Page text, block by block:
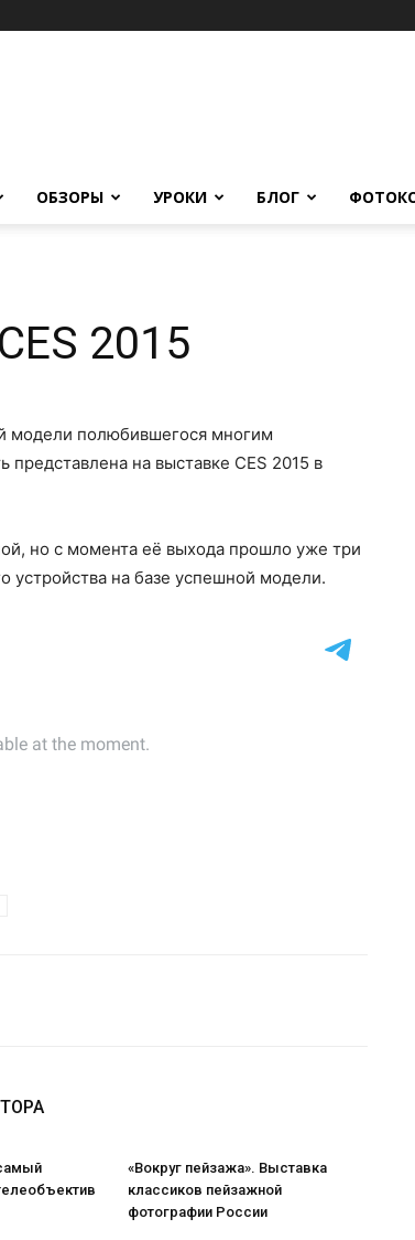
ОБЗОРЫ УРОКИ БЛОГ
2015
модели полюбившегося многим
на выставке CES 2015 в
но с момента её выхода прошло уже три
устройства на базе успешной модели.
«Вокруг пейзажа». Выставка
классиков пейзажной
фотографии России